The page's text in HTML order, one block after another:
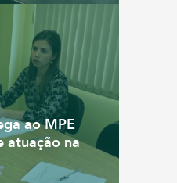
ao MPE
atuação na